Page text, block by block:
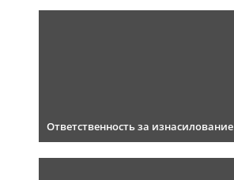
Ответственность за изнасилование